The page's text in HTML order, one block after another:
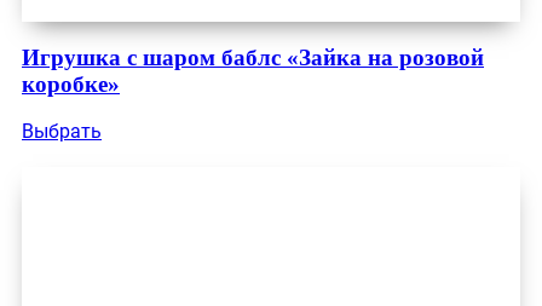
Игрушка с шаром баблс «Зайка на розовой
коробке»
Выбрать